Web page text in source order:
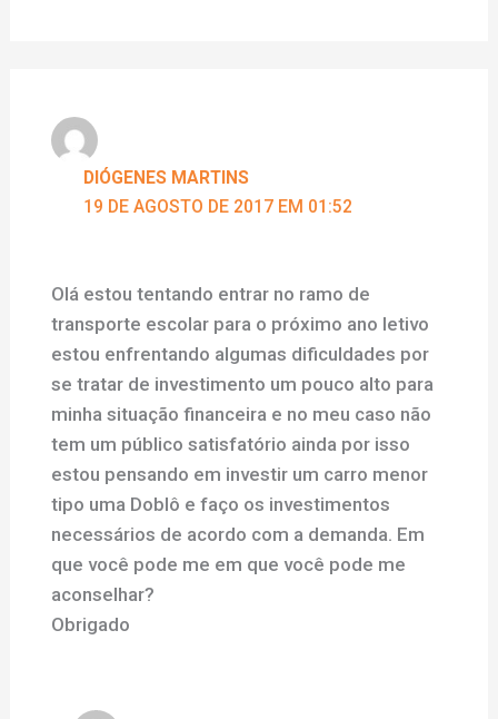
DIÓGENES MARTINS
19 DE AGOSTO DE 2017 EM 01:52
Olá estou tentando entrar no ramo de
transporte escolar para o próximo ano letivo
estou enfrentando algumas dificuldades por
se tratar de investimento um pouco alto para
minha situação financeira e no meu caso não
tem um público satisfatório ainda por isso
estou pensando em investir um carro menor
tipo uma Doblô e faço os investimentos
necessários de acordo com a demanda. Em
que você pode me em que você pode me
aconselhar?
Obrigado